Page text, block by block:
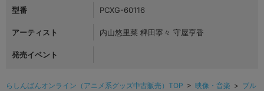
型番 PCXG-60116
アーティスト 内山悠里菜 稗田寧々 守屋亨香
発売イベント
らしんばんオンライン（アニメ系グッズ中古販売）TOP > 映像・音楽 > ブル